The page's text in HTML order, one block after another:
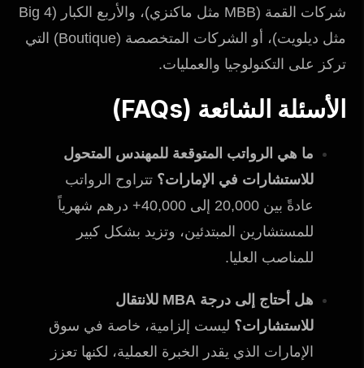
شركات القمة (MBB مثل ماكنزي)، والأربع الكبار (Big 4
مثل ديلويت)، أو الشركات المتخصصة (Boutique) التي
تركز على التكنولوجيا والعمليات.
الأسئلة الشائعة (FAQs)
ما هي الرواتب المتوقعة للمهندس المتحول
للاستشارات في الإمارات؟ تتراوح الرواتب
عادةً بين 20,000 إلى 40,000+ درهم شهرياً
للمستشارين المبتدئين، وتزيد بشكل كبير
للمناصب العليا.
هل أحتاج إلى درجة MBA للانتقال
للاستشارات؟ ليست إلزامية، خاصة في سوق
الإمارات الذي يقدر الخبرة العملية، لكنها تعزز